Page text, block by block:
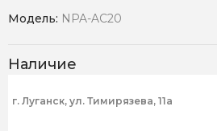
Модель: NPA-AC20
Наличие
г. Луганск, ул. Тимирязева, 11а